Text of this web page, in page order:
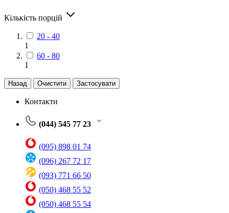
Кількість порцій
20 - 40
1
60 - 80
1
Назад Очистити Застосувати
Контакти
(044) 545 77 23
(095) 898 01 74
(096) 267 72 17
(093) 771 66 50
(050) 468 55 52
(050) 468 55 54